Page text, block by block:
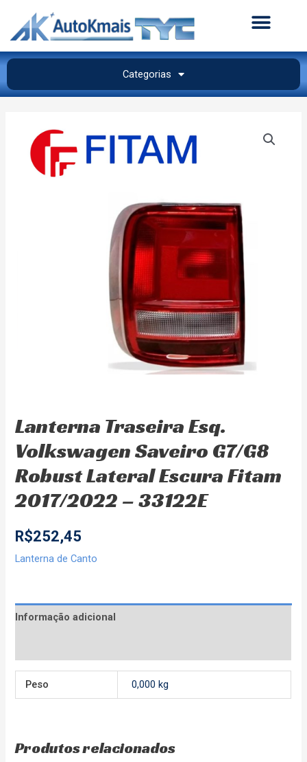
Categorias
Lanterna Traseira Esq.
Volkswagen Saveiro G7/G8
Robust Lateral Escura Fitam
2017/2022 – 33122E
R$252,45
Lanterna de Canto
Informação adicional
Peso 0,000 kg
Produtos relacionados